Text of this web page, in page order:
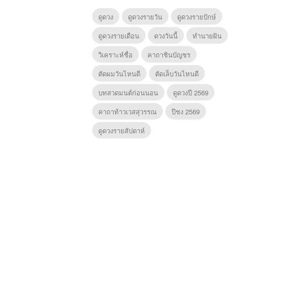
ดูดวง ดูดวงรายวัน
ดูดวงรายปักษ์
ดูดวงรายเดือน
ดวงวันนี้
ทํานายฝัน
วิเคราะห์ชื่อ
คาถาชินบัญชร
ตัดผมวันไหนดี
ตัดเล็บวันไหนดี
บทสวดมนต์ก่อนนอน
ดูดวงปี 2569
คาถาท้าวเวสสุวรรณ
ปีชง 2569
ดูดวงรายสัปดาห์